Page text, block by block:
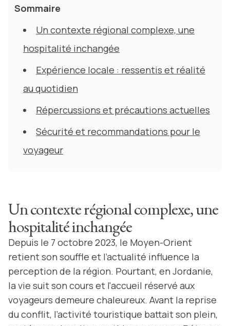
Sommaire
Un contexte régional complexe, une
hospitalité inchangée
Expérience locale : ressentis et réalité
au quotidien
Répercussions et précautions actuelles
Sécurité et recommandations pour le
voyageur
Un contexte régional complexe, une
hospitalité inchangée
Depuis le 7 octobre 2023, le Moyen-Orient
retient son souffle et l’actualité influence la
perception de la région. Pourtant, en Jordanie,
la vie suit son cours et l'accueil réservé aux
voyageurs demeure chaleureux. Avant la reprise
du conflit, l’activité touristique battait son plein,